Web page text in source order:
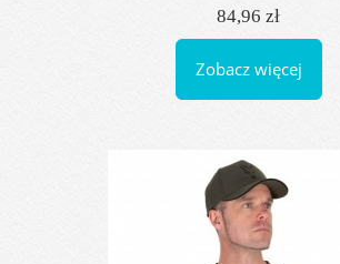
84,96 zł
Zobacz więcej